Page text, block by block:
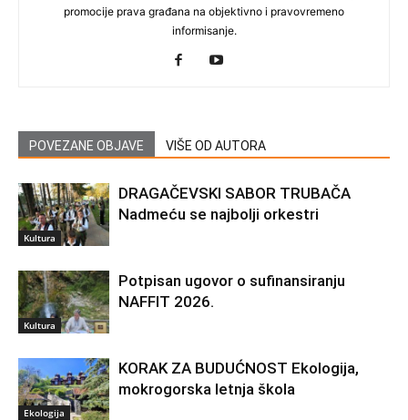
promocije prava građana na objektivno i pravovremeno
informisanje.
POVEZANE OBJAVE VIŠE OD AUTORA
Kultura
DRAGAČEVSKI SABOR TRUBAČA
Nadmeću se najbolji orkestri
Kultura
Potpisan ugovor o sufinansiranju
NAFFIT 2026.
Ekologija
KORAK ZA BUDUĆNOST Ekologija,
mokrogorska letnja škola